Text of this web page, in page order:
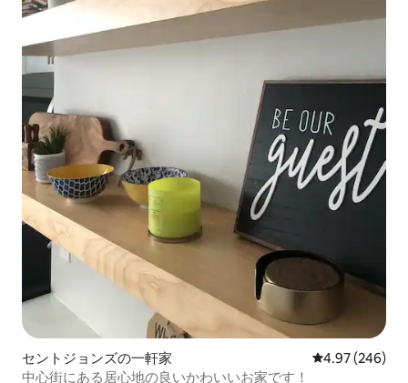
セントジョンズの一軒家 レビュー246
4.97 (246)
中心街にある居心地の良いかわいいお家です！